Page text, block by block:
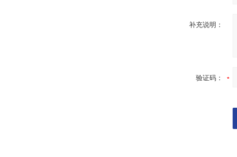
补充说明：
验证码：